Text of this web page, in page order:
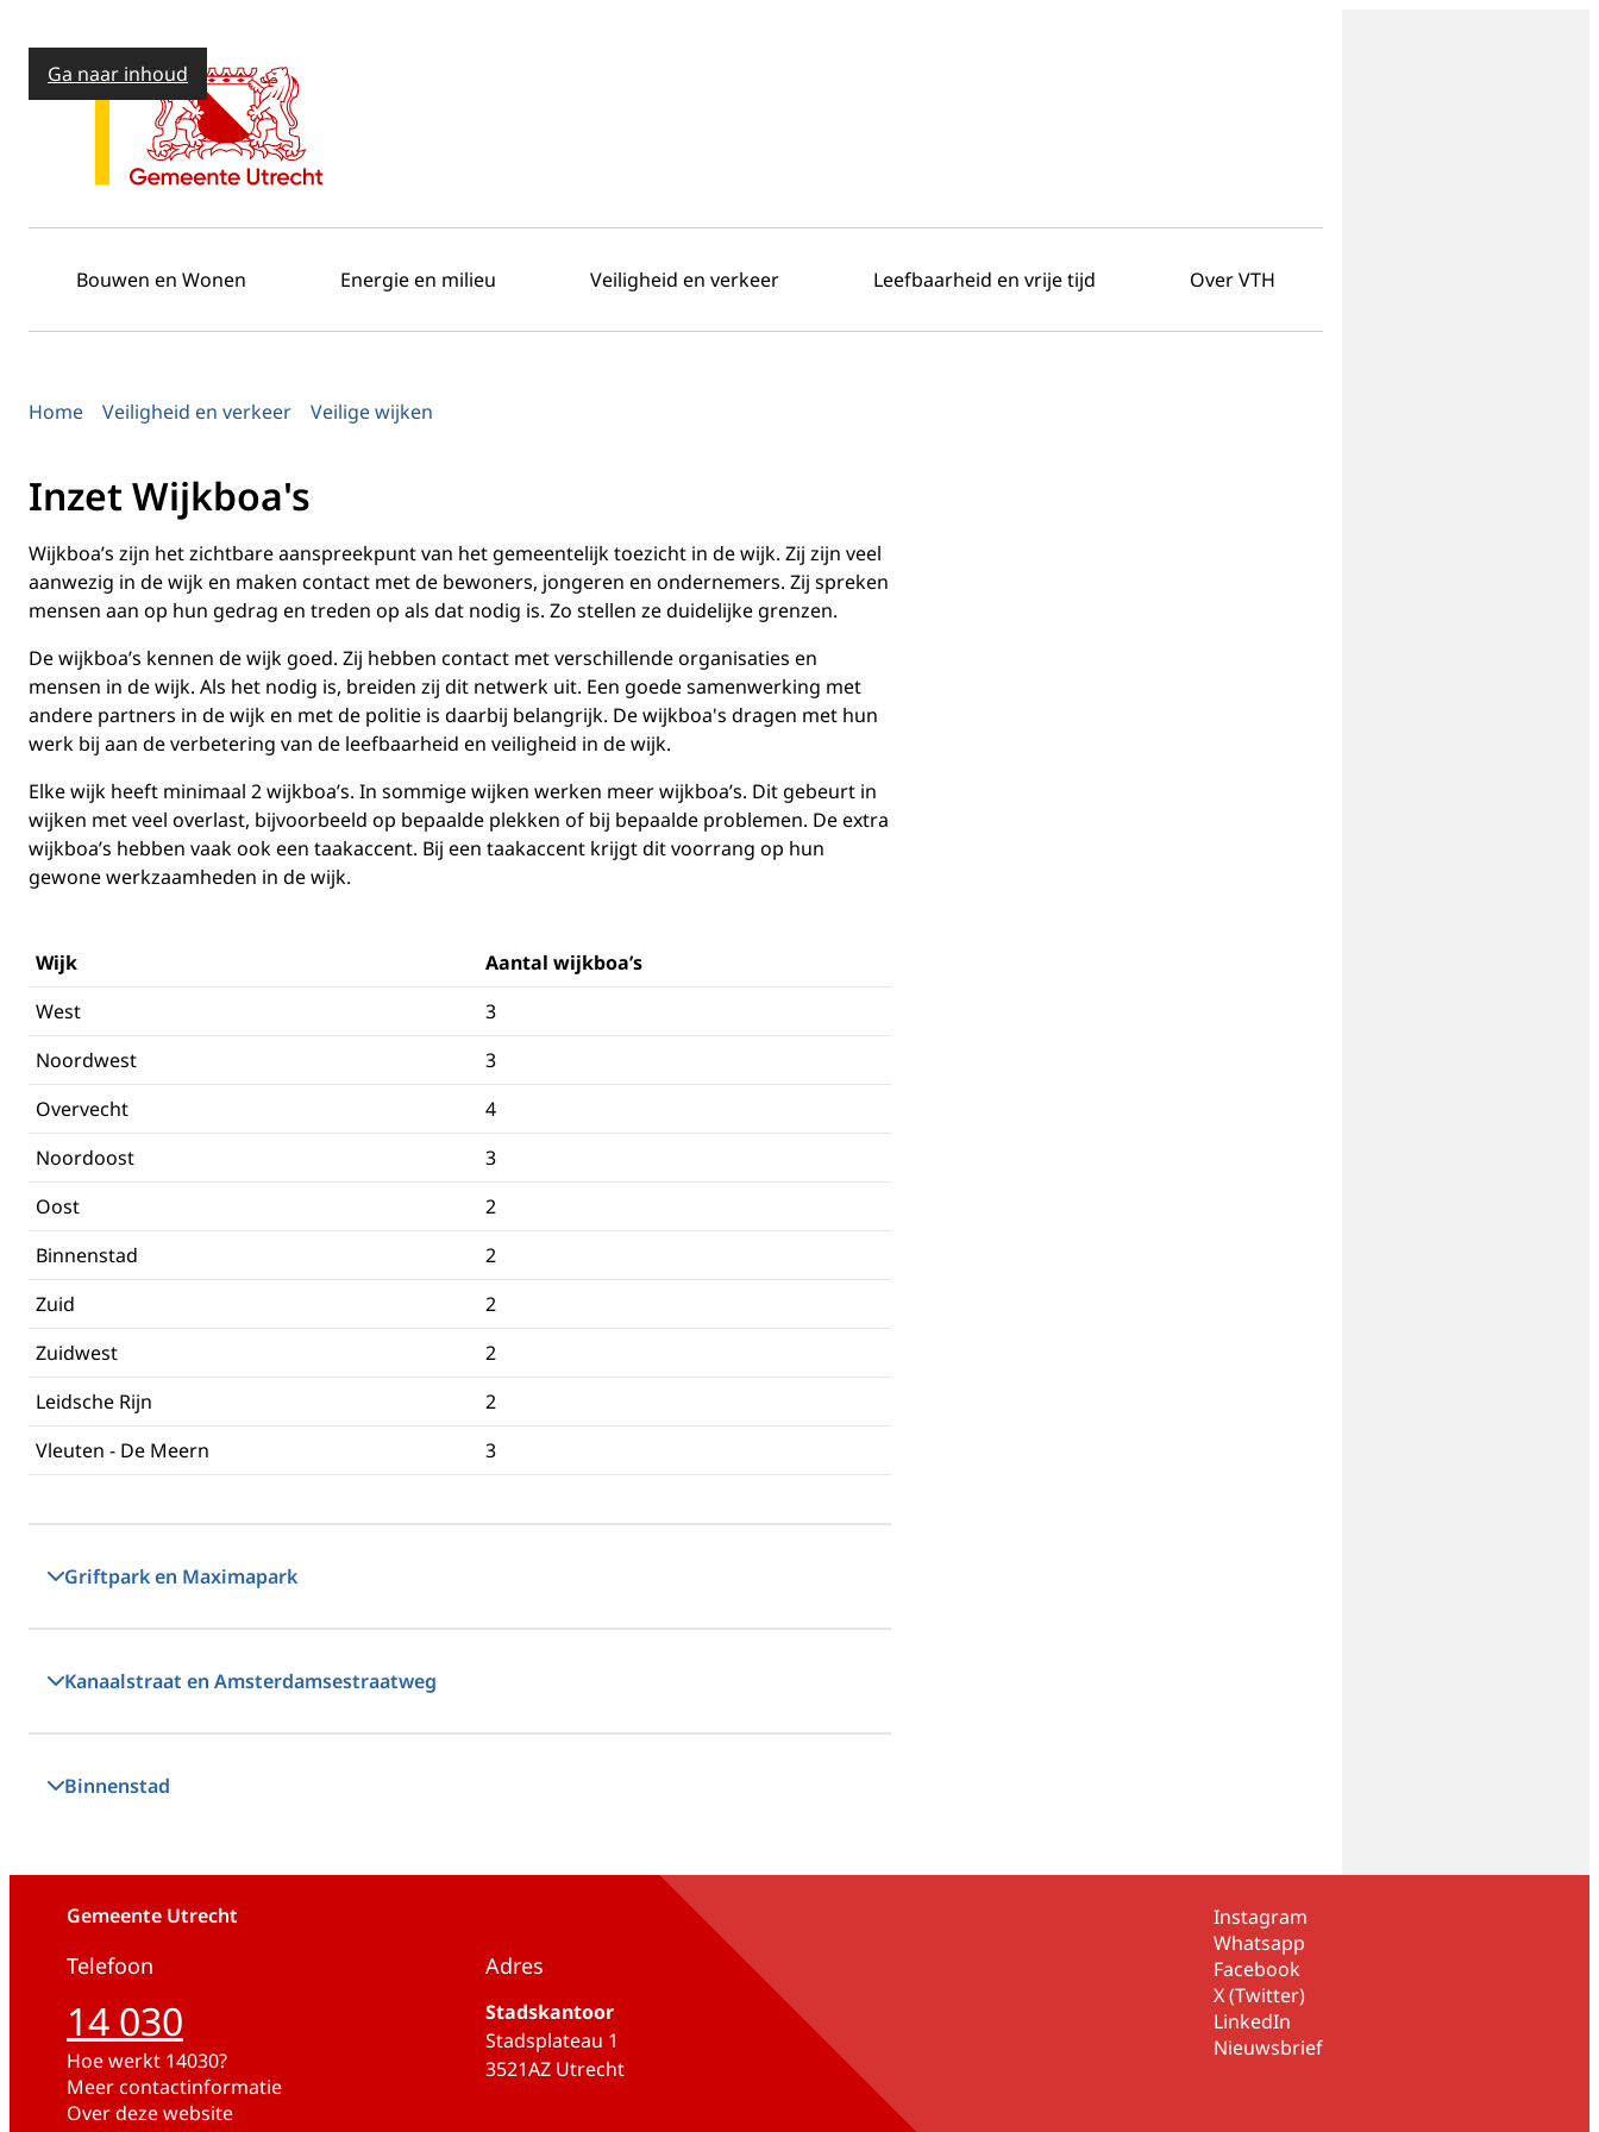
Ga naar inhoud
Bouwen en Wonen Energie en milieu Veiligheid en verkeer Leefbaarheid en vrije tijd Over VTH
Home Veiligheid en verkeer Veilige wijken
Inzet Wijkboa's
Wijkboa’s zijn het zichtbare aanspreekpunt van het gemeentelijk toezicht in de wijk. Zij zijn veel
aanwezig in de wijk en maken contact met de bewoners, jongeren en ondernemers. Zij spreken
mensen aan op hun gedrag en treden op als dat nodig is. Zo stellen ze duidelijke grenzen.
De wijkboa’s kennen de wijk goed. Zij hebben contact met verschillende organisaties en
mensen in de wijk. Als het nodig is, breiden zij dit netwerk uit. Een goede samenwerking met
andere partners in de wijk en met de politie is daarbij belangrijk. De wijkboa's dragen met hun
werk bij aan de verbetering van de leefbaarheid en veiligheid in de wijk.
Elke wijk heeft minimaal 2 wijkboa’s. In sommige wijken werken meer wijkboa’s. Dit gebeurt in
wijken met veel overlast, bijvoorbeeld op bepaalde plekken of bij bepaalde problemen. De extra
wijkboa’s hebben vaak ook een taakaccent. Bij een taakaccent krijgt dit voorrang op hun
gewone werkzaamheden in de wijk.
Wijk
Aantal wijkboa’s
West
3
Noordwest
3
Overvecht
4
Noordoost
3
Oost
2
Binnenstad
2
Zuid
2
Zuidwest
2
Leidsche Rijn
2
Vleuten - De Meern
3
Griftpark en Maximapark
Kanaalstraat en Amsterdamsestraatweg
Binnenstad
Gemeente Utrecht
Telefoon
14 030
Hoe werkt 14030?
Meer contactinformatie
Over deze website
Adres
Stadskantoor
Stadsplateau 1
3521AZ Utrecht
Instagram
Whatsapp
Facebook
X (Twitter)
LinkedIn
Nieuwsbrief